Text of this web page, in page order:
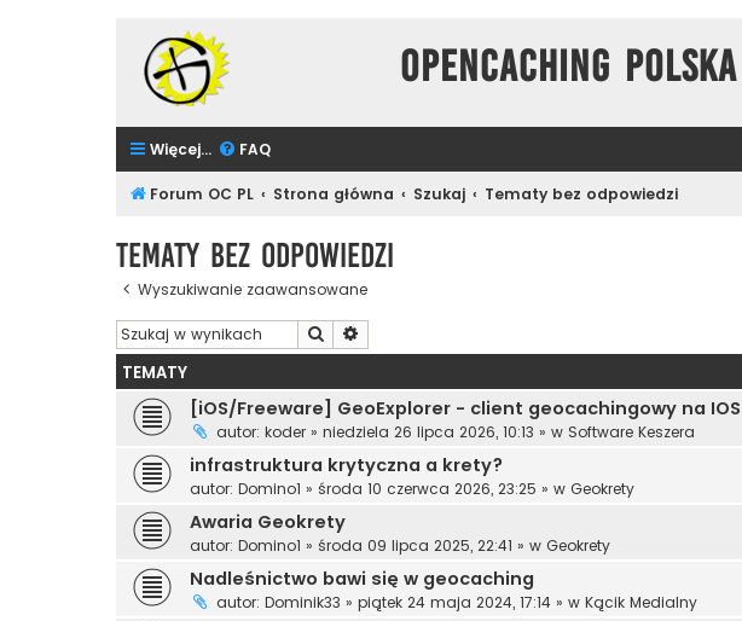
Opencaching
Więcej… FAQ
Forum OC PL Strona główna Szukaj Tematy bez odpowiedzi
Tematy bez odpowiedzi
Wyszukiwanie zaawansowane
Szukaj
TEMATY
[iOS/Freeware] GeoExplorer - client geocachingowy na IOS
autor: koder » niedziela 26 lipca 2026, 10:13 » w Software Keszera
infrastruktura krytyczna a krety?
autor: Domino1 » środa 10 czerwca 2026, 23:25 » w Geokrety
Awaria Geokrety
autor: Domino1 » środa 09 lipca 2025, 22:41 » w Geokrety
Nadleśnictwo bawi się w geocaching
autor: Dominik33 » piątek 24 maja 2024, 17:14 » w Kącik Medialny